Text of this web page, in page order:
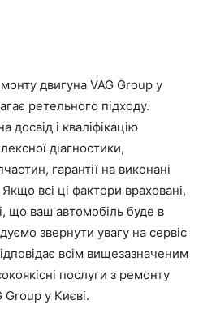
двигуна VAG Group у
ретельного підходу.
досвід і кваліфікацію
діагностики,
гарантії на виконані
Якщо всі ці фактори враховані,
що ваш автомобіль буде в
звернути увагу на сервіс
всім вищезазначеним
послуги з ремонту
Group у Києві.